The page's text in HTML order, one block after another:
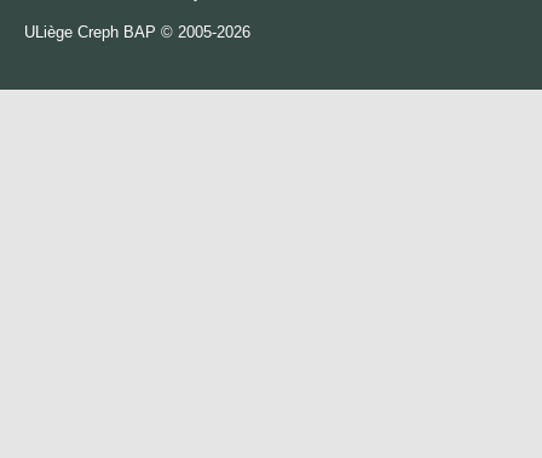
ULiège Creph BAP © 2005-2026